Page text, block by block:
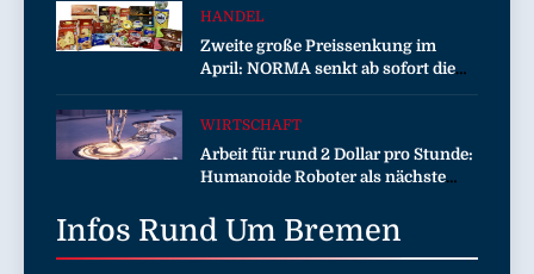
Kommission zur Tierindustrie an
HANDEL
Zweite große Preissenkung im
April: NORMA senkt ab sofort die
Preise auf Schokolade und Käse um
EXCELSIOR süßer und herzhafter
Genuss
WIRTSCHAFT
Arbeit für rund 2 Dollar pro Stunde:
Humanoide Roboter als nächste
Infos Rund Um Bremen